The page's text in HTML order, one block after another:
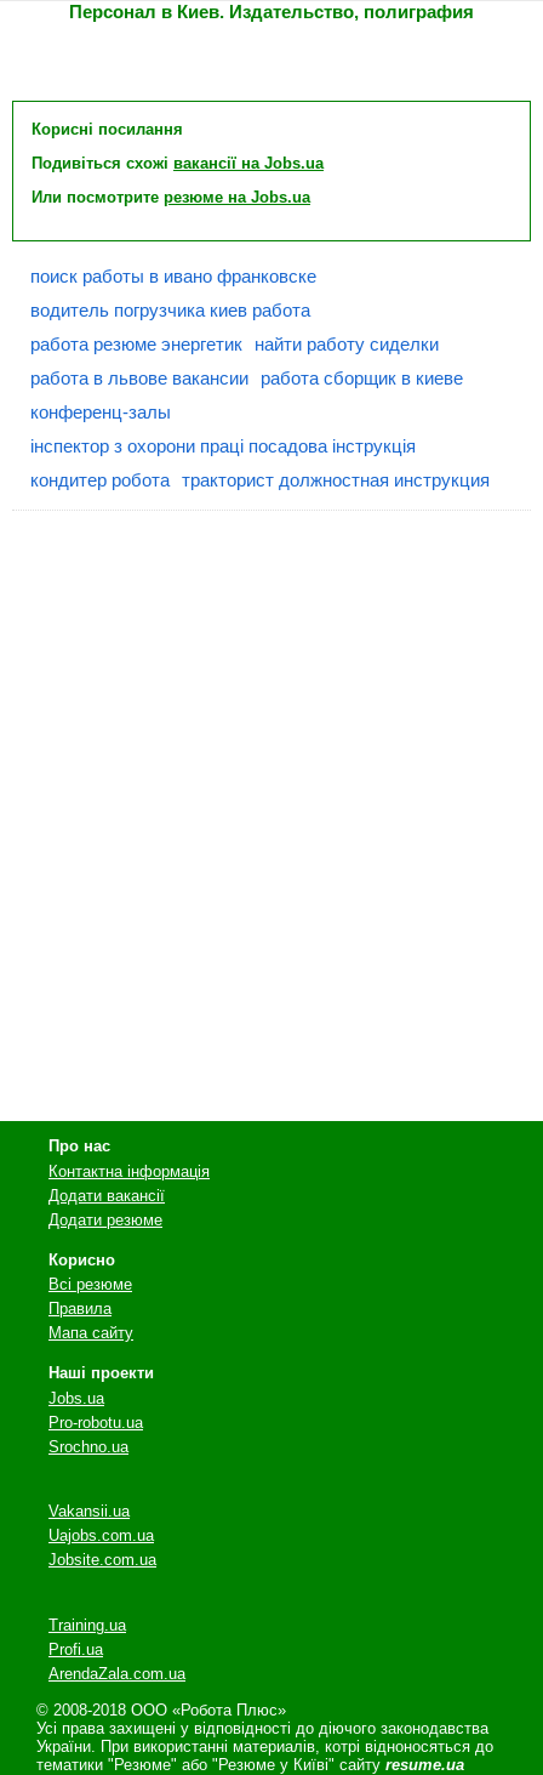
Персонал в Киев. Издательство, полиграфия
Корисні посилання
Подивіться схожі вакансії на Jobs.ua
Или посмотрите резюме на Jobs.ua
поиск работы в ивано франковске
водитель погрузчика киев работа
работа резюме энергетик
найти работу сиделки
работа в львове вакансии
работа сборщик в киеве
конференц-залы
інспектор з охорони праці посадова інструкція
кондитер робота тракторист должностная инструкция
Про нас
Контактна інформація
Додати вакансії
Додати резюме
Корисно
Всі резюме
Правила
Мапа сайту
Наші проекти
Jobs.ua
Pro-robotu.ua
Srochno.ua
Vakansii.ua
Uajobs.com.ua
Jobsite.com.ua
Training.ua
Profi.ua
ArendaZala.com.ua
© 2008-2018 ООО «Робота Плюс»
Усі права захищені у відповідності до діючого законодавства
України. При використанні материалів, котрі відноносяться до
тематики "Резюме" або "Резюме у Київі" сайту resume.ua